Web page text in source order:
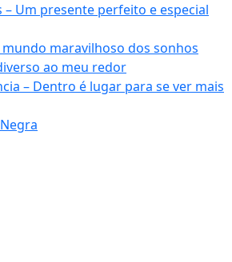
Um presente perfeito e especial
mundo maravilhoso dos sonhos
ao meu redor
– Dentro é lugar para se ver mais